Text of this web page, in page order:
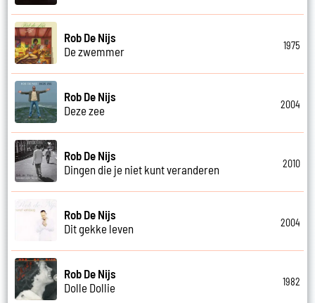
Rob De Nijs
De zwemmer
1975
Rob De Nijs
Deze zee
2004
Rob De Nijs
Dingen die je niet kunt veranderen
2010
Rob De Nijs
Dit gekke leven
2004
Rob De Nijs
Dolle Dollie
1982